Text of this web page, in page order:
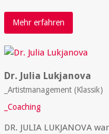
Mehr erfahren
Dr. Julia Lukjanova
_Artistmanagement (Klassik)
_Coaching
DR. JULIA LUKJANOVA